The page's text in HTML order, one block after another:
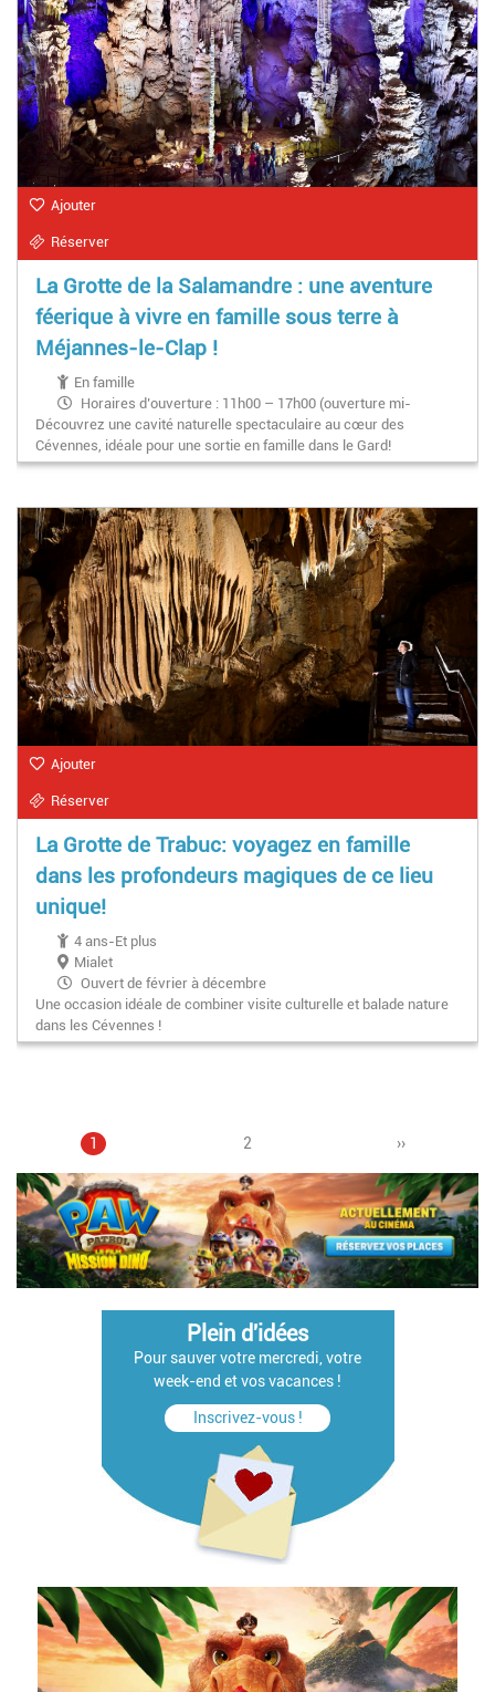
Ajouter
Réserver
La Grotte de la Salamandre : une aventure
féerique à vivre en famille sous terre à
Méjannes-le-Clap !
En famille
Horaires d’ouverture : 11h00 – 17h00 (ouverture mi-
mars)
Découvrez une cavité naturelle spectaculaire au cœur des
Cévennes, idéale pour une sortie en famille dans le Gard!
Ajouter
Réserver
La Grotte de Trabuc: voyagez en famille
dans les profondeurs magiques de ce lieu
unique!
4 ans-Et plus
Mialet
Ouvert de février à décembre
Une occasion idéale de combiner visite culturelle et balade nature
dans les Cévennes !
Pagination
Page
1 Page
2
Page
››
Plein d'idées
Pour sauver votre mercredi, votre
week-end et vos vacances !
Inscrivez-vous !